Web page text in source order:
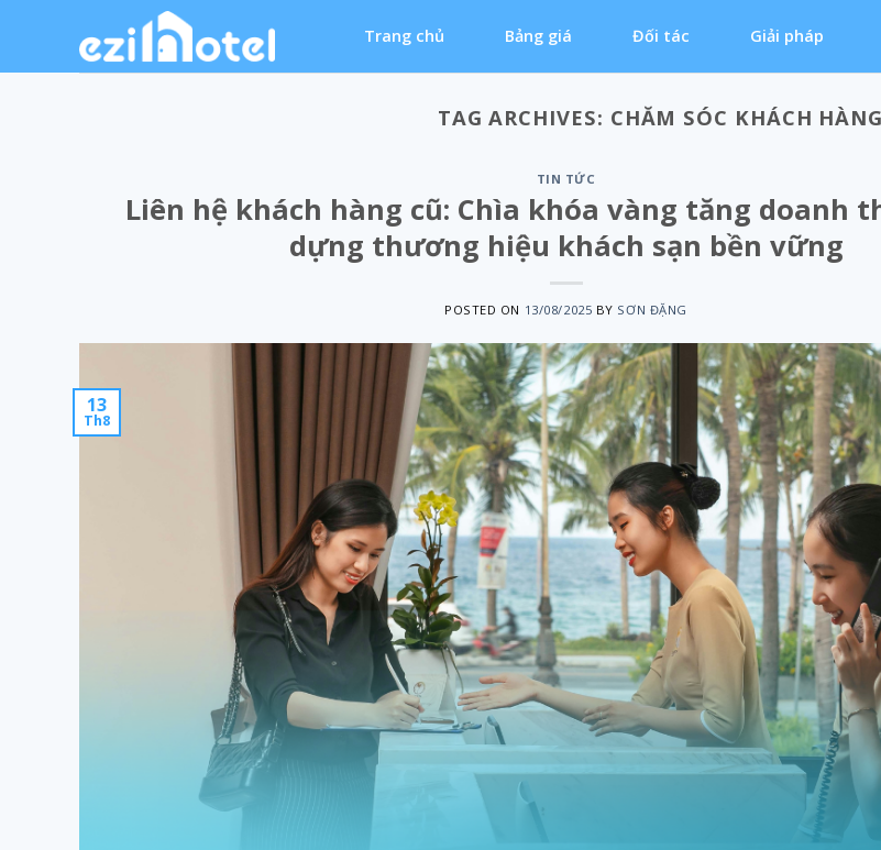
content
Trang chủ Bảng giá Đối tác Giải pháp
TAG ARCHIVES: CHĂM SÓC KHÁCH
TIN TỨC
Liên hệ khách hàng cũ: Chìa khóa vàng tăng doanh
dựng thương hiệu khách sạn bền vững
POSTED ON 13/08/2025 BY SƠN ĐẶNG
13
Th8